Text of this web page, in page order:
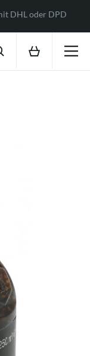
DHL oder DPD